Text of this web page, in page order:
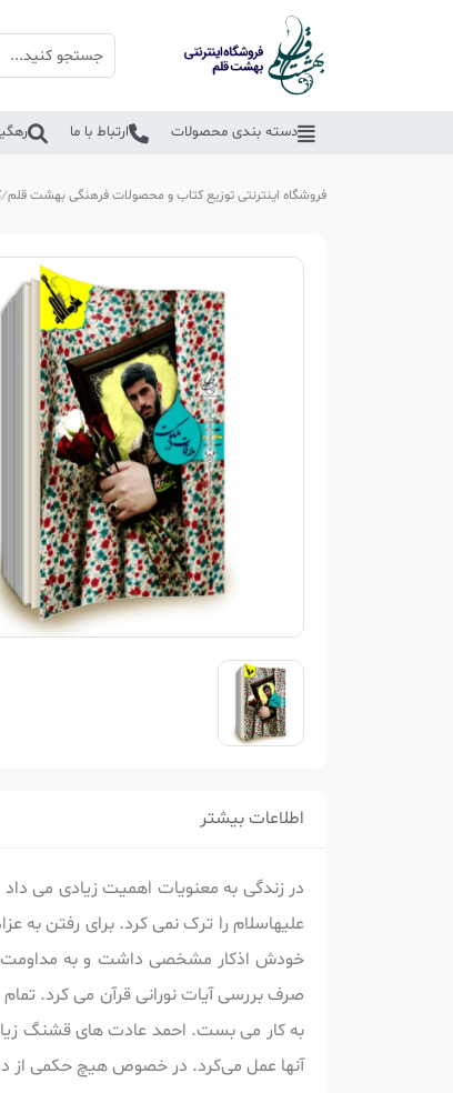
دسته بندی محصولات ارتباط با ما
فروشگاه اینترنتی توزیع کتاب و محصولات فرهنگی بهشت قلم
اطلاعات بیشتر
در زندگی به معنویات اهمیت زیادی می
علیهاسلام را ترک نمی کرد. برای رفتن به
خودش اذکار مشخصی داشت و به مداومت در
صرف بررسی آیات نورانی قرآن می کرد. تمام
به کار می بست. احمد عادت های قشنگ
آنها عمل می‌کرد. در خصوص هیچ حکمی از